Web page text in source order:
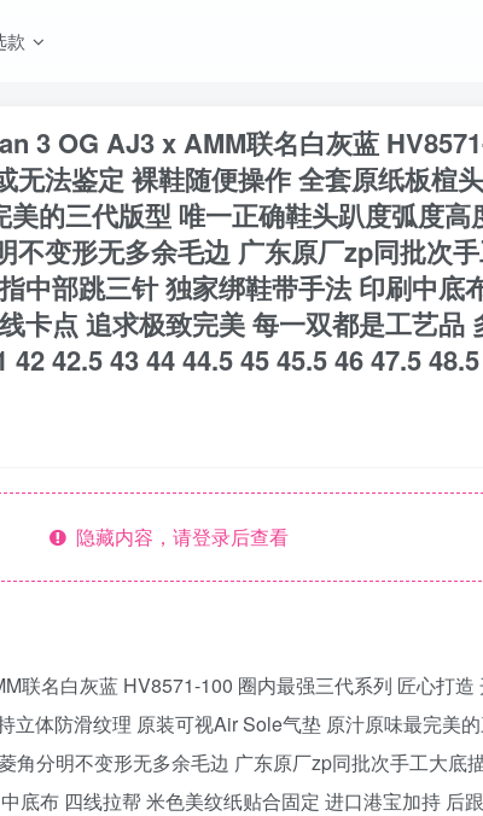
款
3 OG AJ3 x AMM联名白灰蓝
法鉴定 裸鞋随便操作 全套原纸板楦
的三代版型 唯一正确鞋头趴度弧度
不变形无多余毛边 广东原厂zp同批次
中部跳三针 独家绑鞋带手法 印刷中底
卡点 追求极致完美 每一双都是工艺品
42.5 43 44 44.5 45 45.5 46 47.5 48.5
隐藏内容，请登录后查看
联名白灰蓝 HV8571-100 圈内最强三代系列 匠心打
体防滑纹理 原装可视Air Sole气垫 原汁原味最完美
角分明不变形无多余毛边 广东原厂zp同批次手工大底
底布 四线拉帮 米色美纹纸贴合固定 进口港宝加持 后